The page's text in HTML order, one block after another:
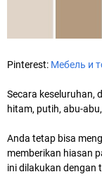
Pinterest: Мебель и
Secara keseluruhan,
hitam, putih, abu-
Anda tetap bisa
memberikan hiasan
ini dilakukan dengan